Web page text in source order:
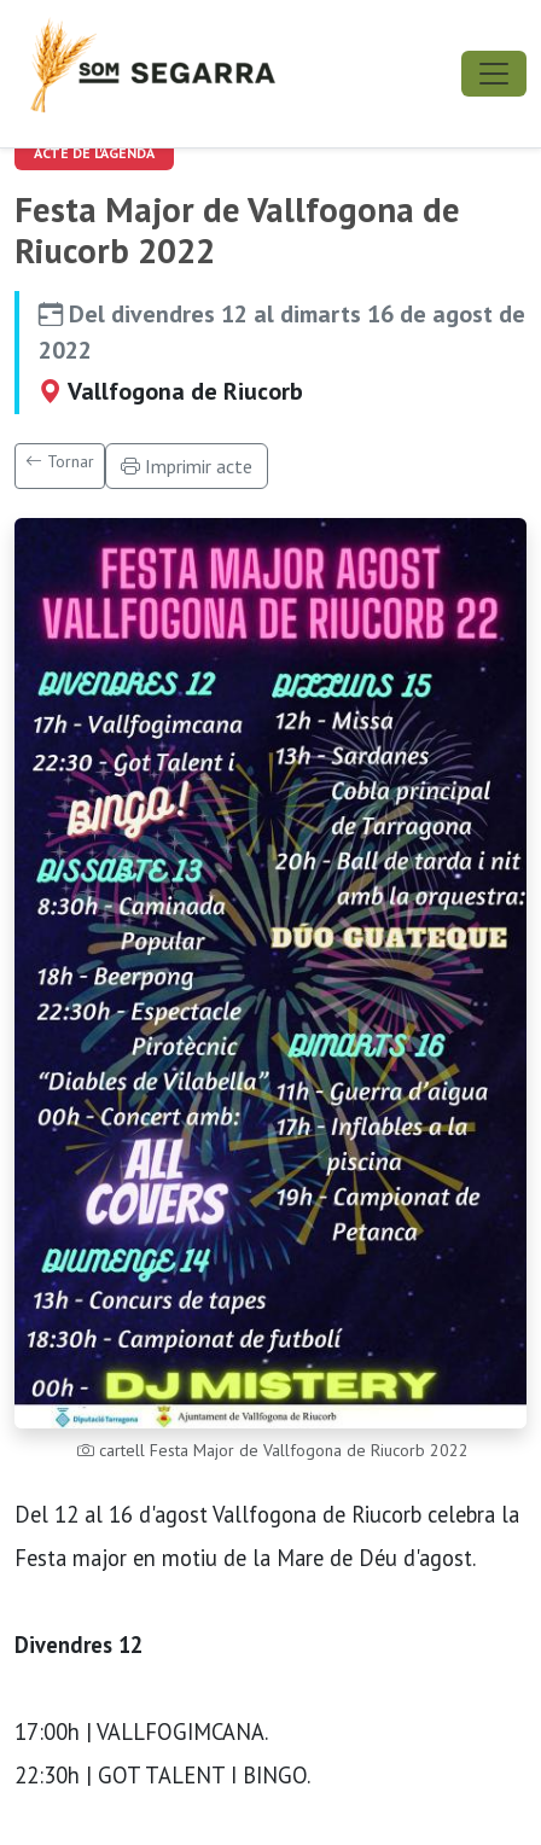
ACTE DE L'AGENDA
Festa Major de Vallfogona de
Riucorb 2022
Del divendres 12 al dimarts 16 de agost de
2022
Vallfogona de Riucorb
Tornar Imprimir acte
cartell Festa Major de Vallfogona de Riucorb 2022
Del 12 al 16 d'agost Vallfogona de Riucorb celebra la
Festa major en motiu de la Mare de Déu d'agost.
Divendres 12
17:00h | VALLFOGIMCANA.
22:30h | GOT TALENT I BINGO.